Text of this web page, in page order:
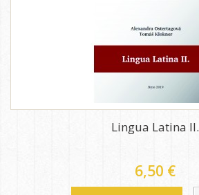
Lingua Latina II.
6,50 €